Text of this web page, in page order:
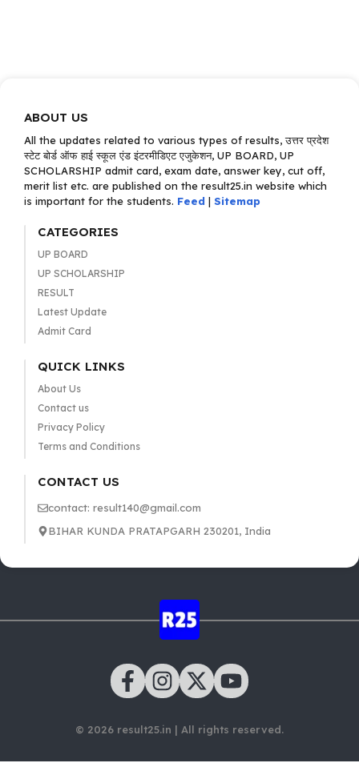
ABOUT US
All the updates related to various types of results, उत्तर प्रदेश
स्टेट बोर्ड ऑफ हाई स्कूल एंड इंटरमीडिएट एजुकेशन, UP BOARD, UP
SCHOLARSHIP admit card, exam date, answer key, cut off,
merit list etc. are published on the result25.in website which
is important for the students. Feed | Sitemap
CATEGORIES
UP BOARD
UP SCHOLARSHIP
RESULT
Latest Update
Admit Card
QUICK LINKS
About Us
Contact us
Privacy Policy
Terms and Conditions
CONTACT US
contact: result140@gmail.com
BIHAR KUNDA PRATAPGARH 230201, India
© 2026 result25.in | All rights reserved.